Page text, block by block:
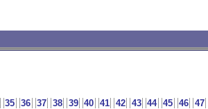
35 36 37 38 39 40 41 42 43 44 45 46 47